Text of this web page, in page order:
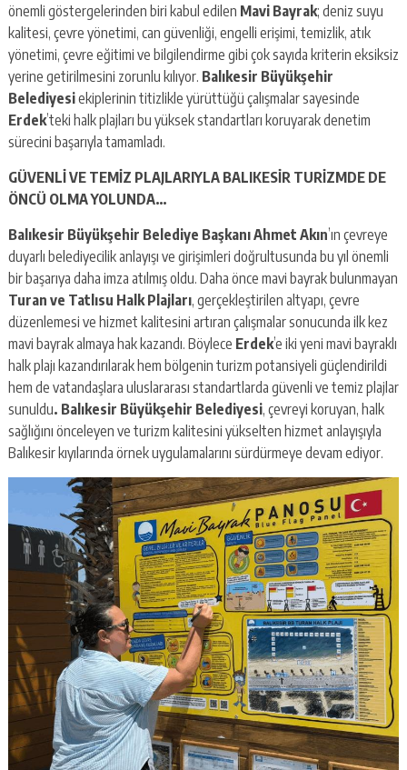
önemli göstergelerinden biri kabul edilen Mavi Bayrak; deniz suyu
kalitesi, çevre yönetimi, can güvenliği, engelli erişimi, temizlik, atık
yönetimi, çevre eğitimi ve bilgilendirme gibi çok sayıda kriterin eksiksiz
yerine getirilmesini zorunlu kılıyor. Balıkesir Büyükşehir
Belediyesiekiplerinin titizlikle yürüttüğü çalışmalar sayesinde
Erdek’teki halk plajları bu yüksek standartları koruyarak denetim
sürecini başarıyla tamamladı.
GÜVENLİ VE TEMİZ PLAJLARIYLA BALIKESİR TURİZMDE DE
ÖNCÜ OLMA YOLUNDA…
Balıkesir Büyükşehir Belediye Başkanı Ahmet Akın’ın çevreye
duyarlı belediyecilik anlayışı ve girişimleri doğrultusunda bu yıl önemli
bir başarıya daha imza atılmış oldu. Daha önce mavi bayrak bulunmayan
Turan ve Tatlısu Halk Plajları, gerçekleştirilen altyapı, çevre
düzenlemesi ve hizmet kalitesini artıran çalışmalar sonucunda ilk kez
mavi bayrak almaya hak kazandı. Böylece Erdek’e iki yeni mavi bayraklı
halk plajı kazandırılarak hem bölgenin turizm potansiyeli güçlendirildi
hem de vatandaşlara uluslararası standartlarda güvenli ve temiz plajlar
sunuldu. Balıkesir Büyükşehir Belediyesi, çevreyi koruyan, halk
sağlığını önceleyen ve turizm kalitesini yükselten hizmet anlayışıyla
Balıkesir kıyılarında örnek uygulamalarını sürdürmeye devam ediyor.